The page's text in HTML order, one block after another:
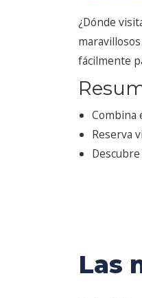
¿Dónde
fácilmente
Combina
Reserva
Las